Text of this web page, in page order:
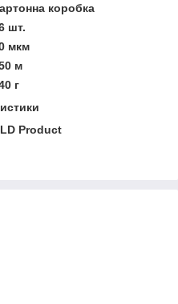
коробка
шт.
мкм
м
г
Product